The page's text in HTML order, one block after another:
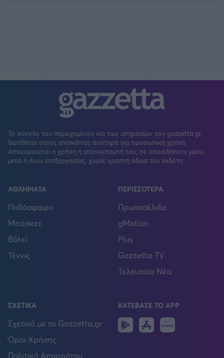
Το σύνολο του περιεχομένου και των υπηρεσιών του gazzetta.gr
διατίθεται στους επισκέπτες αυστηρά για προσωπική χρήση.
Απαγορεύεται η χρήση ή επανεκπομπή του, σε οποιοδήποτε μέσο,
μετά ή άνευ επεξεργασίας, χωρίς γραπτή άδεια του εκδότη.
ΑΘΛΗΜΑΤΑ
Ποδόσφαιρο
Μπάσκετ
Βόλεϊ
Τέννις
ΠΕΡΙΣΣΟΤΕΡΑ
Πρωτοσέλιδα
gMotion
Plus
Gazzetta TV
Τελευταία Νέα
ΣΧΕΤΙΚΑ
Σχετικά με το Gazzetta.gr
Όροι Χρήσης
Πολιτική Απορρήτου
ΚΑΤΕΒΑΣΕ ΤΟ APP
Android
IOS